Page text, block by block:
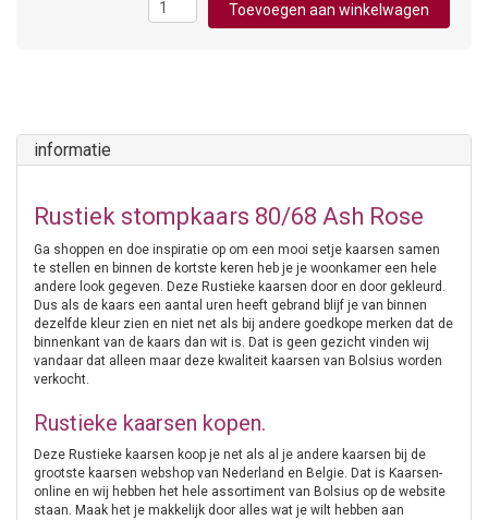
Toevoegen aan winkelwagen
informatie
Rustiek stompkaars 80/68 Ash Rose
Ga shoppen en doe inspiratie op om een mooi setje kaarsen samen
te stellen en binnen de kortste keren heb je je woonkamer een hele
andere look gegeven. Deze Rustieke kaarsen door en door gekleurd.
Dus als de kaars een aantal uren heeft gebrand blijf je van binnen
dezelfde kleur zien en niet net als bij andere goedkope merken dat de
binnenkant van de kaars dan wit is. Dat is geen gezicht vinden wij
vandaar dat alleen maar deze kwaliteit kaarsen van Bolsius worden
verkocht.
Rustieke kaarsen kopen.
Deze Rustieke kaarsen koop je net als al je andere kaarsen bij de
grootste kaarsen webshop van Nederland en Belgie. Dat is Kaarsen-
online en wij hebben het hele assortiment van Bolsius op de website
staan. Maak het je makkelijk door alles wat je wilt hebben aan